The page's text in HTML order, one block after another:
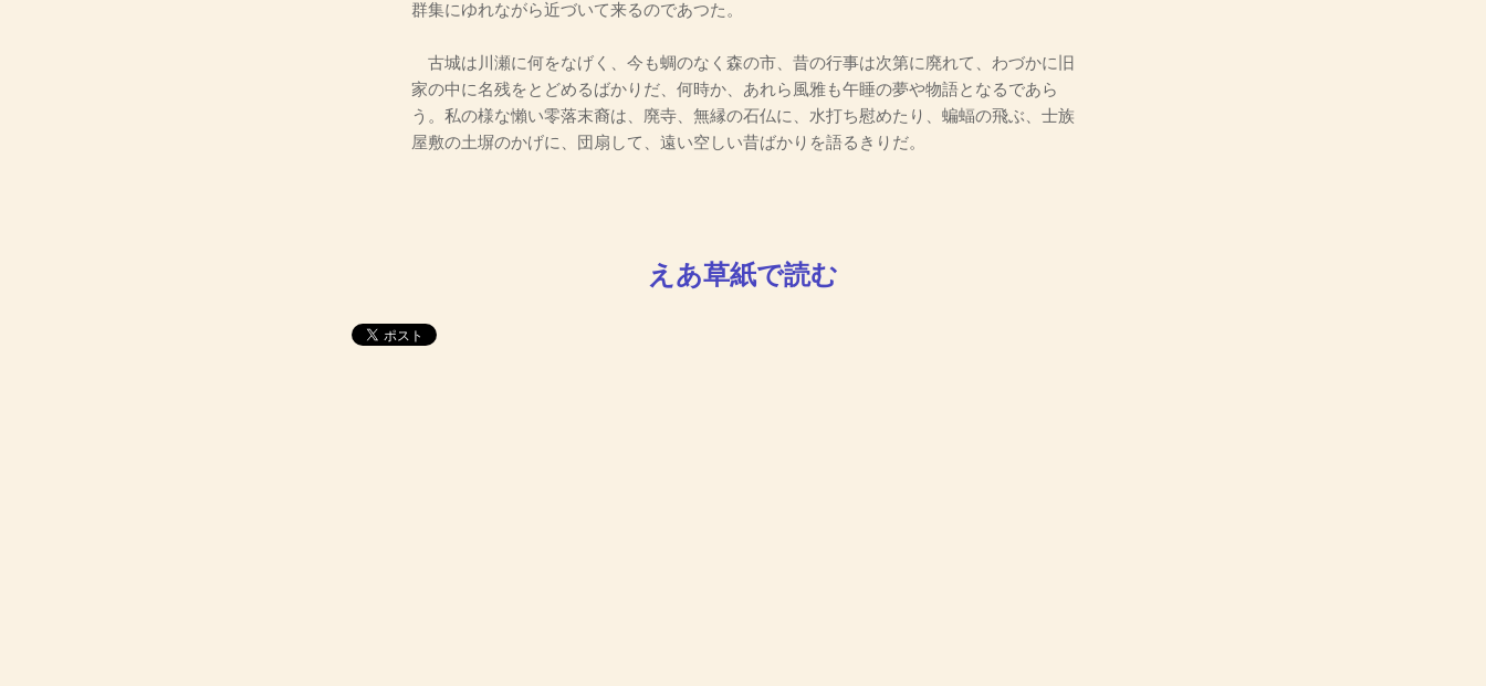
群集にゆれながら近づいて来るのであつた。
古城は川瀬に何をなげく、今も蜩のなく森の市、昔の行事は次第に廃れて、わづかに旧
家の中に名残をとどめるばかりだ、何時か、あれら風雅も午睡の夢や物語となるであら
う。私の様な懶い零落末裔は、廃寺、無縁の石仏に、水打ち慰めたり、蝙蝠の飛ぶ、士族
屋敷の土塀のかげに、団扇して、遠い空しい昔ばかりを語るきりだ。
えあ草紙で読む